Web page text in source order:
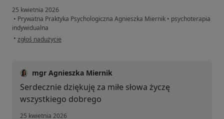
25 kwietnia 2026
• Prywatna Praktyka Psychologiczna Agnieszka Miernik • psychoterapia
indywidualna
• w opinii użytkownika Pp
zgłoś nadużycie
mgr Agnieszka Miernik
Serdecznie dziękuję za miłe słowa życzę
wszystkiego dobrego
25 kwietnia 2026